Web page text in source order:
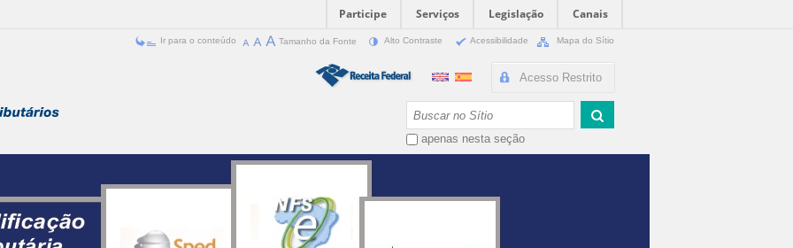
Participe Serviços Legislação
Canais
Ir para o conteúdo Tamanho da Fonte Alto Contraste Acessibilidade Mapa do Sítio
Acesso Restrito
apenas nesta seção